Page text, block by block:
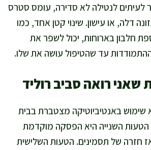
לעיתים לנטילה לא סדירה, עומס סטרס
דלה, או עישון. שינוי קטן אחד, כמו
חלבון בארוחות, יכול לשפר את
עד שהטיפול עושה את שלו.
שאני רואה סביב רוליד
שימוש באנטיביוטיקה מצטברת בבית
השנייה היא הפסקה מוקדמת
חזרה של תסמינים. הטעות השלישית